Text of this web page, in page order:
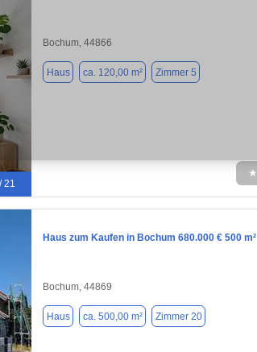
21
Bochum, 44866
Haus ca. 120,00 m² Zimmer 5
★
Haus zum Kaufen in Bochum 680.000 € 500 m²
Bochum, 44869
Haus ca. 500,00 m² Zimmer 20